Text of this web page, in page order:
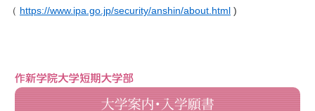
（ https://www.ipa.go.jp/security/anshin/about.html )